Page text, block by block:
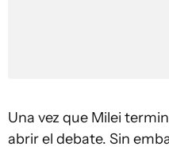
Una vez que Milei
abrir el debate. Sin